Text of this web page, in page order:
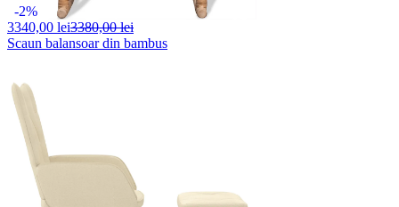
-2%
3340,00 lei3380,00 lei
Scaun balansoar din bambus